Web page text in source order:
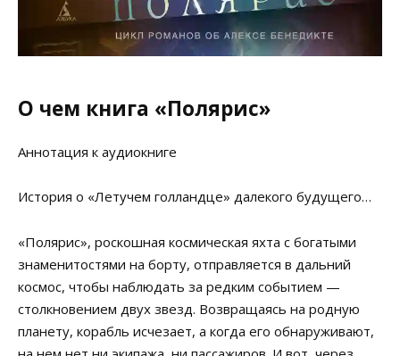
О чем книга «Полярис»
Аннотация к аудиокниге
История о «Летучем голландце» далекого будущего…
«Полярис», роскошная космическая яхта с богатыми
знаменитостями на борту, отправляется в дальний
космос, чтобы наблюдать за редким событием —
столкновением двух звезд. Возвращаясь на родную
планету, корабль исчезает, а когда его обнаруживают,